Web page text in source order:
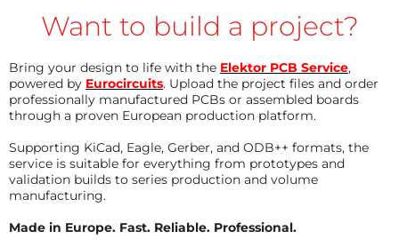
Want to build a project?
Bring your design to life with the Elektor PCB Service,
powered by Eurocircuits. Upload the project files and order
professionally manufactured PCBs or assembled boards
through a proven European production platform.
Supporting KiCad, Eagle, Gerber, and ODB++ formats, the
service is suitable for everything from prototypes and
validation builds to series production and volume
manufacturing.
Made in Europe. Fast. Reliable. Professional.